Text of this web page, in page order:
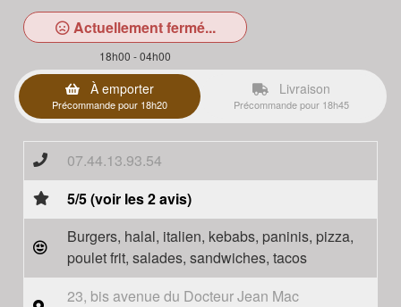
Actuellement fermé...
18h00 - 04h00
À emporter
Précommande pour 18h20
Livraison
Précommande pour 18h45
07.44.13.93.54
5/5 (voir les 2 avis)
Burgers, halal, italien, kebabs, paninis, pizza,
poulet frit, salades, sandwiches, tacos
23, bis avenue du Docteur Jean Mac